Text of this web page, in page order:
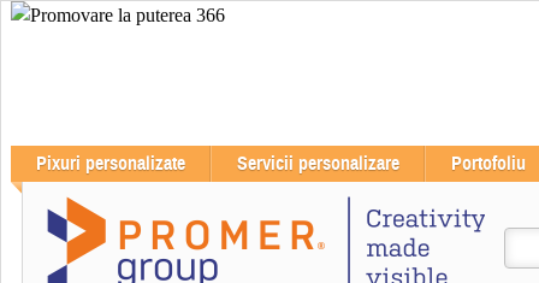
Pixuri personalizate Servicii personalizare Portofoliu